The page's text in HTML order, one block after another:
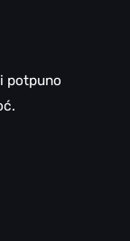
potpuno